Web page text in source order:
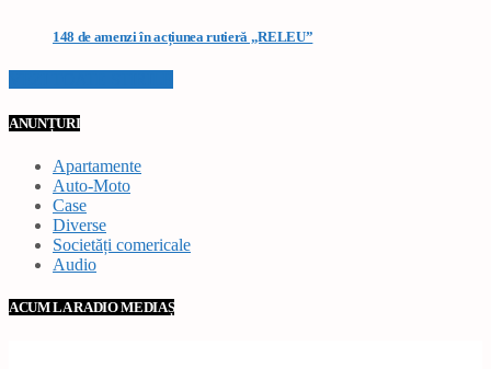
148 de amenzi în acțiunea rutieră „RELEU”
ANUNȚURI
Apartamente
Auto-Moto
Case
Diverse
Societăți comericale
Audio
ACUM LA RADIO MEDIAȘ